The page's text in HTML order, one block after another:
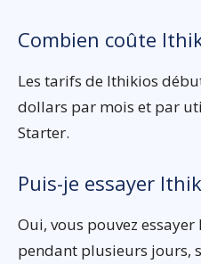
Combien coûte
Les tarifs de Ithikios
dollars par mois et par
Starter.
Puis-je essayer
Oui, vous pouvez
pendant plusieurs jours,